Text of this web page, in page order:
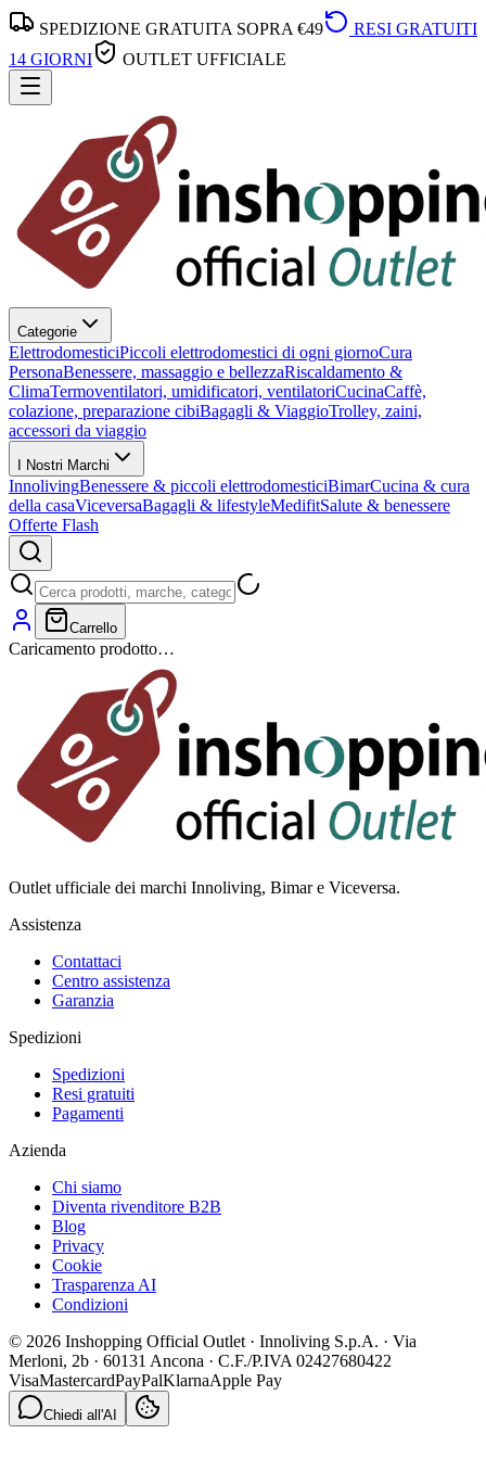
SPEDIZIONE GRATUITA SOPRA €49
RESI GRATUITI
14 GIORNI
OUTLET UFFICIALE
Categorie
ElettrodomesticiPiccoli elettrodomestici di ogni giornoCura
PersonaBenessere, massaggio e bellezzaRiscaldamento &
ClimaTermoventilatori, umidificatori, ventilatoriCucinaCaffè,
colazione, preparazione cibiBagagli & ViaggioTrolley, zaini,
accessori da viaggio
I Nostri Marchi
InnolivingBenessere & piccoli elettrodomesticiBimarCucina & cura
della casaViceversaBagagli & lifestyleMedifitSalute & benessere
Offerte Flash
Carrello
Caricamento prodotto…
Outlet ufficiale dei marchi Innoliving, Bimar e Viceversa.
Assistenza
Contattaci
Centro assistenza
Garanzia
Spedizioni
Spedizioni
Resi gratuiti
Pagamenti
Azienda
Chi siamo
Diventa rivenditore B2B
Blog
Privacy
Cookie
Trasparenza AI
Condizioni
© 2026 Inshopping Official Outlet · Innoliving S.p.A. · Via
Merloni, 2b · 60131 Ancona · C.F./P.IVA 02427680422
VisaMastercardPayPalKlarnaApple Pay
Chiedi all'AI